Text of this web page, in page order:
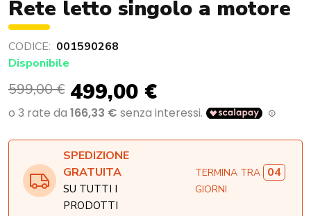
Rete letto singolo a motore
CODICE: 001590268
Disponibile
599,00 € 499,00 €
SPEDIZIONE
GRATUITA
SU TUTTI I
PRODOTTI
TERMINA TRA 04
GIORNI